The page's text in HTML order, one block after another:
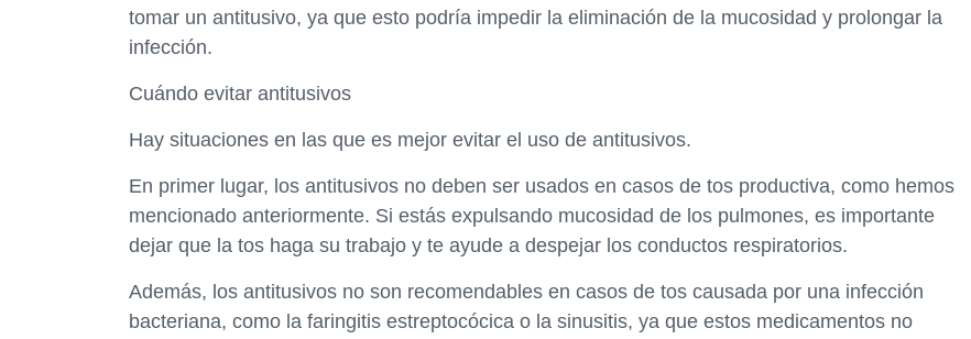
tomar un antitusivo, ya que esto podría impedir la eliminación de la mucosidad y prolongar la
infección.
Cuándo evitar antitusivos
Hay situaciones en las que es mejor evitar el uso de antitusivos.
En primer lugar, los antitusivos no deben ser usados en casos de tos productiva, como hemos
mencionado anteriormente. Si estás expulsando mucosidad de los pulmones, es importante
dejar que la tos haga su trabajo y te ayude a despejar los conductos respiratorios.
Además, los antitusivos no son recomendables en casos de tos causada por una infección
bacteriana, como la faringitis estreptocócica o la sinusitis, ya que estos medicamentos no